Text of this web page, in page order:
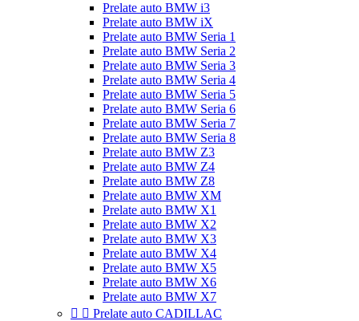
Prelate auto BMW i3
Prelate auto BMW iX
Prelate auto BMW Seria 1
Prelate auto BMW Seria 2
Prelate auto BMW Seria 3
Prelate auto BMW Seria 4
Prelate auto BMW Seria 5
Prelate auto BMW Seria 6
Prelate auto BMW Seria 7
Prelate auto BMW Seria 8
Prelate auto BMW Z3
Prelate auto BMW Z4
Prelate auto BMW Z8
Prelate auto BMW XM
Prelate auto BMW X1
Prelate auto BMW X2
Prelate auto BMW X3
Prelate auto BMW X4
Prelate auto BMW X5
Prelate auto BMW X6
Prelate auto BMW X7
  Prelate auto CADILLAC